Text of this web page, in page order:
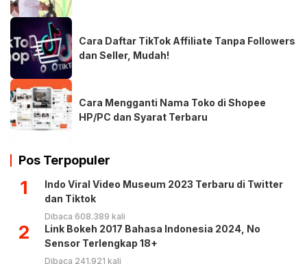
Cara Daftar TikTok Affiliate Tanpa Followers
dan Seller, Mudah!
Cara Mengganti Nama Toko di Shopee
HP/PC dan Syarat Terbaru
Pos Terpopuler
1
Indo Viral Video Museum 2023 Terbaru di Twitter
dan Tiktok
Dibaca 608.389 kali
2
Link Bokeh 2017 Bahasa Indonesia 2024, No
Sensor Terlengkap 18+
Dibaca 241.921 kali